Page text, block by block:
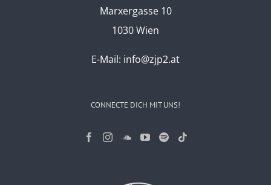
Marxergasse 10
1030 Wien
E-Mail: info@zjp2.at
CONNECTE DICH MIT UNS!